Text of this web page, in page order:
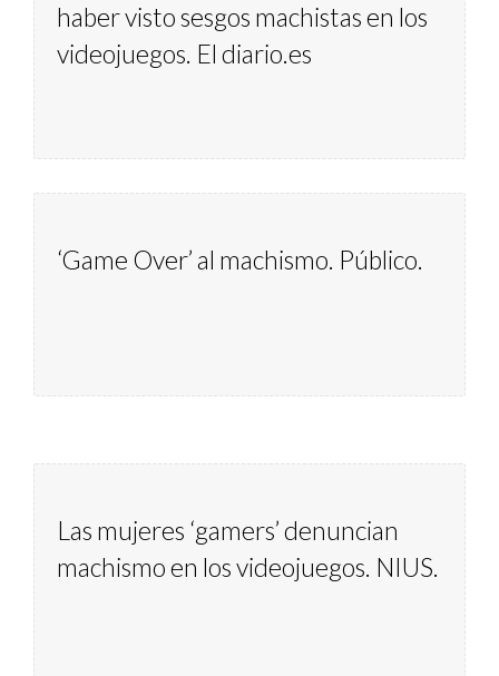
haber visto sesgos machistas en los
videojuegos. El diario.es
‘Game Over’ al machismo. Público.
Las mujeres ‘gamers’ denuncian
machismo en los videojuegos. NIUS.